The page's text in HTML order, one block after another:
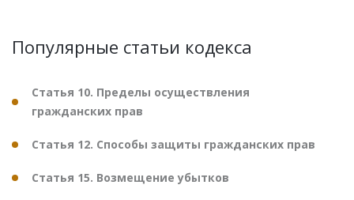
Популярные статьи кодекса
Статья 10. Пределы осуществления
гражданских прав
Статья 12. Способы защиты гражданских прав
Статья 15. Возмещение убытков